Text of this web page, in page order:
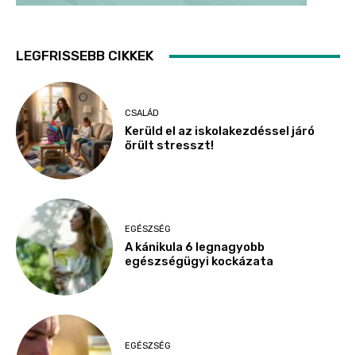
LEGFRISSEBB CIKKEK
CSALÁD
Kerüld el az iskolakezdéssel járó
őrült stresszt!
EGÉSZSÉG
A kánikula 6 legnagyobb
egészségügyi kockázata
EGÉSZSÉG